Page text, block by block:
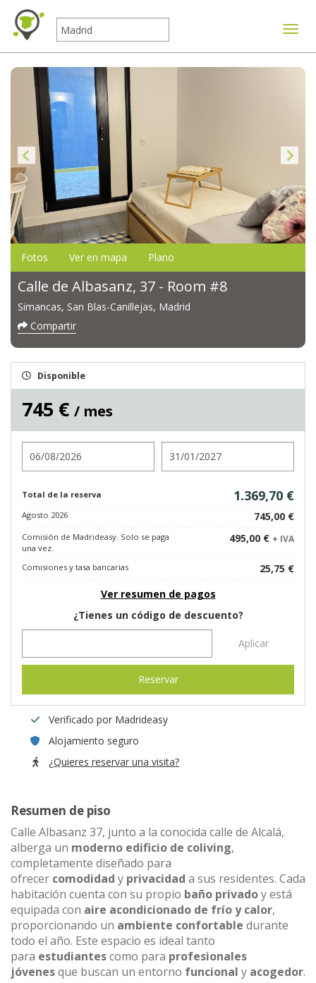
Fotos Ver en mapa Plano
Calle de Albasanz, 37 - Room #8
Simancas, San Blas-Canillejas, Madrid
Compartir
Disponible
745 € / mes
Total de la reserva 1.369,70 €
Agosto 2026 745,00 €
Comisión de Madrideasy. Solo se paga
una vez.
495,00 € + IVA
Comisiones y tasa bancarias
25,75 €
Ver resumen de pagos
¿Tienes un código de descuento?
Aplicar
Reservar
Verificado por Madrideasy
Alojamiento seguro
¿Quieres reservar una visita?
Resumen de piso
Calle Albasanz 37, junto a la conocida calle de Alcalá,
alberga un moderno edificio de coliving,
completamente diseñado para
ofrecer comodidad y privacidad a sus residentes. Cada
habitación cuenta con su propio baño privadoy está
equipada con aire acondicionado de frío y calor,
proporcionando un ambiente confortable durante
todo el año. Este espacio es ideal tanto
para estudiantescomo para profesionales
jóvenesque buscan un entorno funcional y acogedor.